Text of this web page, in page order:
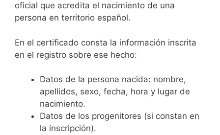
oficial que acredita el nacimiento de una
persona en territorio español.
En el certificado consta la información inscrita
en el registro sobre ese hecho:
Datos de la persona nacida: nombre,
apellidos, sexo, fecha, hora y lugar de
nacimiento.
Datos de los progenitores (si constan en
la inscripción).